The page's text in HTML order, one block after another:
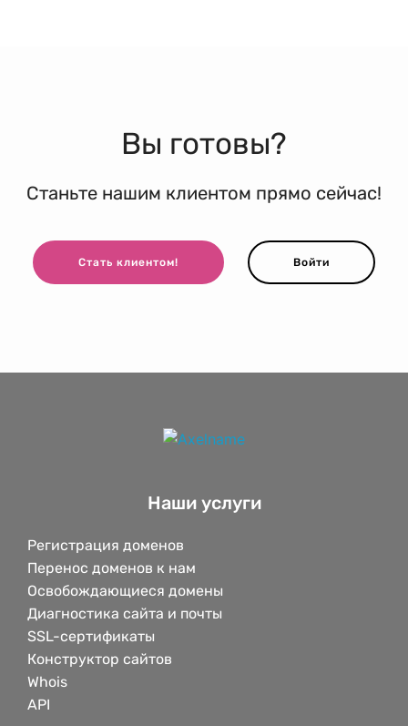
Вы готовы?
Станьте нашим клиентом прямо сейчас!
Стать клиентом! Войти
Наши услуги
Регистрация доменов
Перенос доменов к нам
Освобождающиеся домены
Диагностика сайта и почты
SSL-сертификаты
Конструктор сайтов
Whois
API